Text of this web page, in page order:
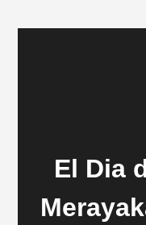
El Dia